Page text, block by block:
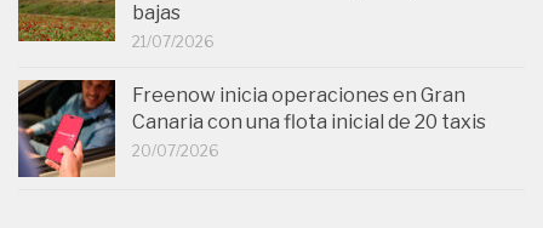
bajas
21/07/2026
Freenow inicia operaciones en Gran
Canaria con una flota inicial de 20 taxis
20/07/2026